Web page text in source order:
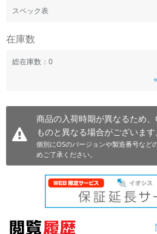
スペック表
在庫数
総在庫数：0
商品の入荷時期が異なるため
ものと異なる場合がございます
個別にOSのバージョンや製造番号など
めご了承ください。
円 ～